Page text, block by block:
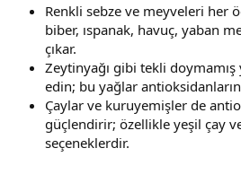
Renkli sebze ve meyveleri her
biber, ıspanak, havuç, yaban
çıkar.
Zeytinyağı gibi tekli
edin; bu yağlar
Çaylar ve kuruyemişler de
güçlendirir; özellikle yeşil çay
seçeneklerdir.